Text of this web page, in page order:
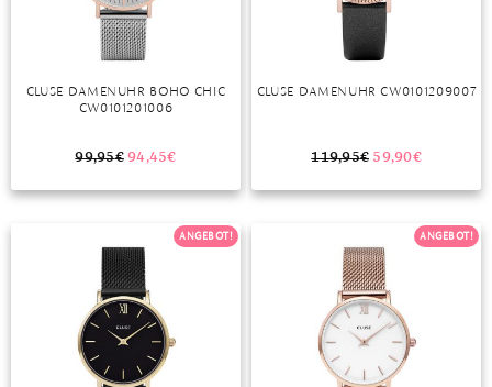
LAPISLAZULI
MORGANIT
QUARZ
CLUSE DAMENUHR BOHO CHIC
CW0101201006
99,95€ 94,45€
CLUSE DAMENUHR CW0101209007
119,95€ 59,90€
ANGEBOT! ANGEBOT!